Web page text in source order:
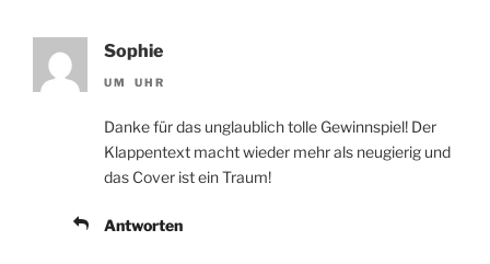
Sophie
UM UHR
Danke für das unglaublich tolle Gewinnspiel! Der
Klappentext macht wieder mehr als neugierig und
das Cover ist ein Traum!
Antworten